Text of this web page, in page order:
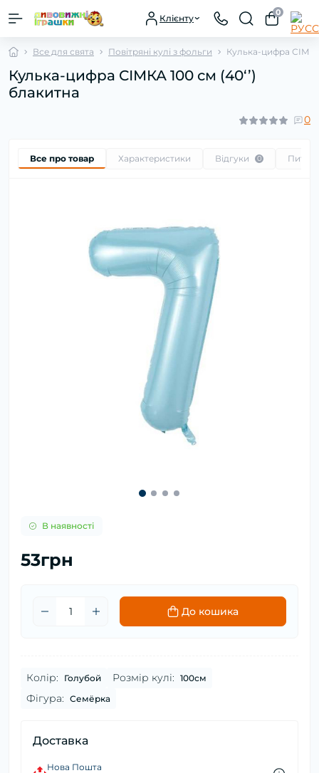
Клієнту
0
Все для свята Повітряні кулі з фольги Кулька-цифра СІМКА
Кулька-цифра СІМКА 100 см (40‘’)
блакитна
0
Все про товар Характеристики Відгуки 0
В наявності
53грн
До кошика
Колір: Голубой Розмір кулі: 100см
Фігура: Семёрка
Доставка
Нова Пошта